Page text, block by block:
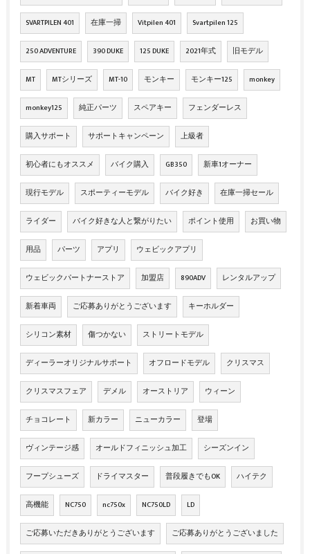
SVARTPILEN 401 在庫一掃 Vitpilen 401 Svartpilen 125
250 ADVENTURE 390 DUKE 125 DUKE 2021年式 旧モデル
MT MTシリーズ MT-10 モンキー モンキー125 monkey
monkey125 純正パーツ スペアキー フェンダーレス
購入サポート サポートキャンペーン 上級者
初心者にもオススメ バイク購入 GB350 新車1オーナー
現行モデル スポーティーモデル バイク好き 在庫一掃セール
ライダー バイク好きな人と繋がりたい ポイント使用 お買い物
用品 パーツ アプリ ウェビックアプリ
ウェビックパートナーストア 加盟店 890ADV レンタルアップ
新着車両 ご応募ありがとうございます キーホルダー
シリコン素材 傷つかない ストリートモデル
ディーラーオリジナルサポート オフロードモデル クリスマス
クリスマスフェア デメル オーストリア ウィーン
チョコレート 新カラー ニューカラー 登場
ヴィンテージ感 オールドフィニッシュ加工 シーズンイン
フープシューズ ドライマスター 普段履きでもOK ハイテク
高機能 NC750 nc750x NC750LD LD
ご応募いただきありがとうございます ご応募ありがとうございました